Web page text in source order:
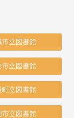
市立図書館
市立図書館
町立図書館
市立図書館